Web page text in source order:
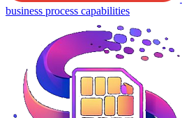
business process capabilities